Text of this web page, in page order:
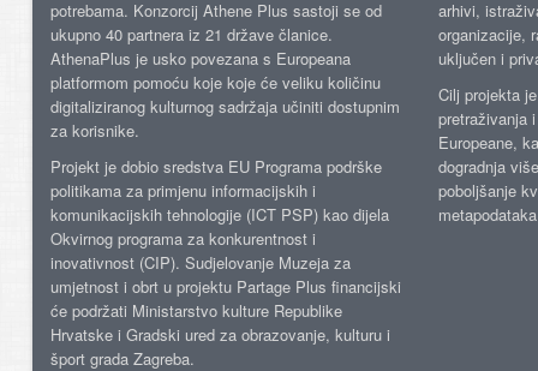
potrebama. Konzorcij Athene Plus sastoji se od
ukupno 40 partnera iz 21 države članice.
AthenaPlus je usko povezana s Europeana
platformom pomoću koje koje će veliku količinu
digitaliziranog kulturnog sadržaja učiniti dostupnim
za korisnike.
Projekt je dobio sredstva EU Programa podrške
politikama za primjenu informacijskih i
komunikacijskih tehnologije (ICT PSP) kao dijela
Okvirnog programa za konkurentnost i
inovativnost (CIP). Sudjelovanje Muzeja za
umjetnost i obrt u projektu Partage Plus financijski
će podržati Ministarstvo kulture Republike
Hrvatske i Gradski ured za obrazovanje, kulturu i
šport grada Zagreba.
arhivi,
organizacije,
uključen i
Cilj projekta
pretraživanja
Europeane,
dogradnja
poboljšanje